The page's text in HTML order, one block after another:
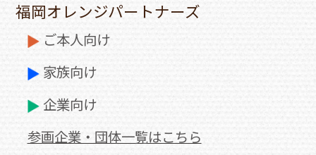
福岡オレンジパートナーズ
ご本人向け
家族向け
企業向け
参画企業・団体一覧はこちら